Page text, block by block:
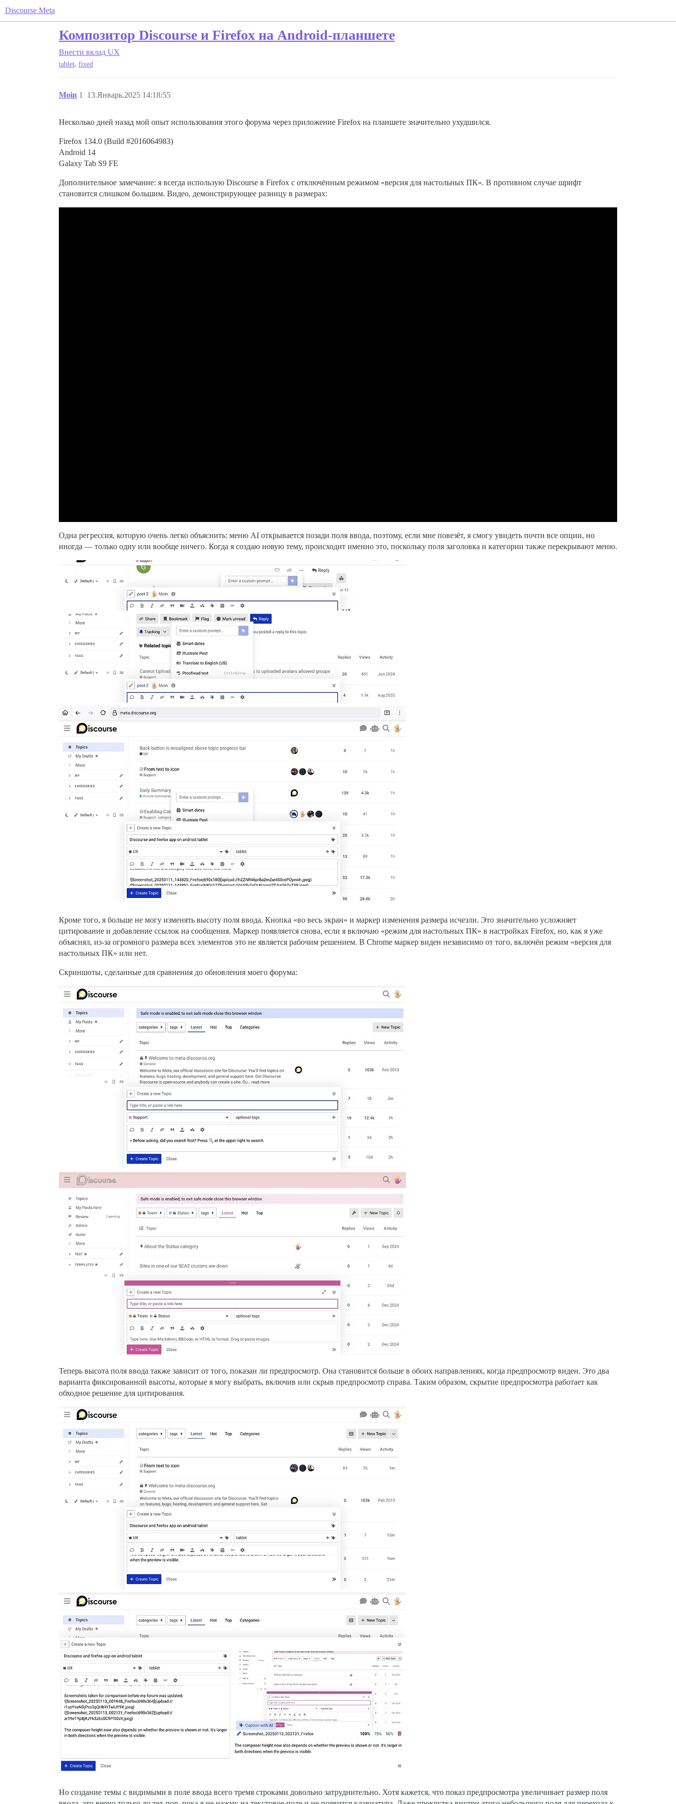
Discourse Meta
Композитор Discourse и Firefox на Android-планшете
Внести вклад UX
tablet, fixed
Moin 13.Январь.2025 14:18:55
1
Несколько дней назад мой опыт использования этого форума через приложение Firefox на планшете значительно ухудшился.
Firefox 134.0 (Build #2016064983)
Android 14
Galaxy Tab S9 FE
Дополнительное замечание: я всегда использую Discourse в Firefox с отключённым режимом «версия для настольных ПК». В противном случае шрифт
становится слишком большим. Видео, демонстрирующее разницу в размерах:
Одна регрессия, которую очень легко объяснить: меню AI открывается позади поля ввода, поэтому, если мне повезёт, я смогу увидеть почти все опции, но
иногда — только одну или вообще ничего. Когда я создаю новую тему, происходит именно это, поскольку поля заголовка и категории также перекрывают меню.
Кроме того, я больше не могу изменять высоту поля ввода. Кнопка «во весь экран» и маркер изменения размера исчезли. Это значительно усложняет
цитирование и добавление ссылок на сообщения. Маркер появляется снова, если я включаю «режим для настольных ПК» в настройках Firefox, но, как я уже
объяснял, из-за огромного размера всех элементов это не является рабочим решением. В Chrome маркер виден независимо от того, включён режим «версия для
настольных ПК» или нет.
Скриншоты, сделанные для сравнения до обновления моего форума:
Теперь высота поля ввода также зависит от того, показан ли предпросмотр. Она становится больше в обоих направлениях, когда предпросмотр виден. Это два
варианта фиксированной высоты, которые я могу выбрать, включив или скрыв предпросмотр справа. Таким образом, скрытие предпросмотра работает как
обходное решение для цитирования.
Но создание темы с видимыми в поле ввода всего тремя строками довольно затруднительно. Хотя кажется, что показ предпросмотра увеличивает размер поля